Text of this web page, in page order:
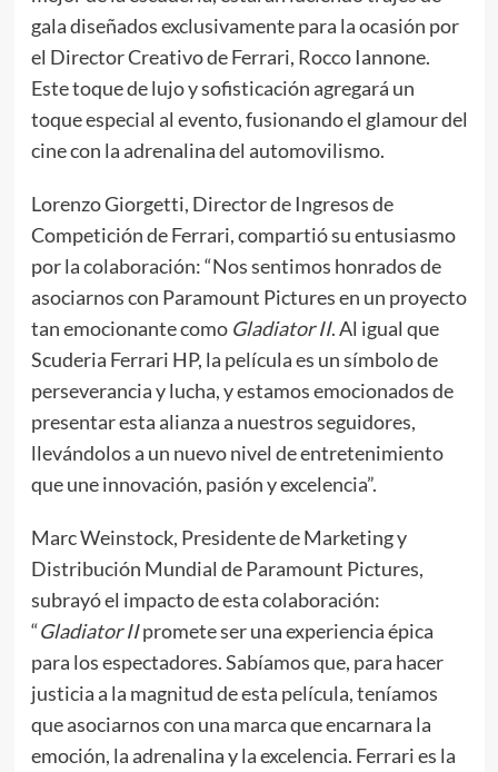
gala diseñados exclusivamente para la ocasión por
el Director Creativo de Ferrari, Rocco Iannone.
Este toque de lujo y sofisticación agregará un
toque especial al evento, fusionando el glamour del
cine con la adrenalina del automovilismo.
Lorenzo Giorgetti, Director de Ingresos de
Competición de Ferrari, compartió su entusiasmo
por la colaboración: “Nos sentimos honrados de
asociarnos con Paramount Pictures en un proyecto
tan emocionante como Gladiator II. Al igual que
Scuderia Ferrari HP, la película es un símbolo de
perseverancia y lucha, y estamos emocionados de
presentar esta alianza a nuestros seguidores,
llevándolos a un nuevo nivel de entretenimiento
que une innovación, pasión y excelencia”.
Marc Weinstock, Presidente de Marketing y
Distribución Mundial de Paramount Pictures,
subrayó el impacto de esta colaboración:
“Gladiator IIpromete ser una experiencia épica
para los espectadores. Sabíamos que, para hacer
justicia a la magnitud de esta película, teníamos
que asociarnos con una marca que encarnara la
emoción, la adrenalina y la excelencia. Ferrari es la